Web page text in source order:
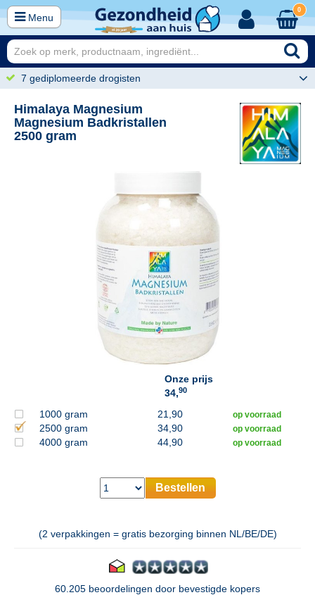
Menu
0
7 gediplomeerde drogisten
Himalaya Magnesium
Magnesium Badkristallen
2500 gram
Onze prijs
34,90
1000 gram 21,90 op voorraad
2500 gram 34,90 op voorraad
4000 gram 44,90 op voorraad
Bestellen
(2 verpakkingen = gratis bezorging binnen NL/BE/DE)
60.205 beoordelingen door bevestigde kopers